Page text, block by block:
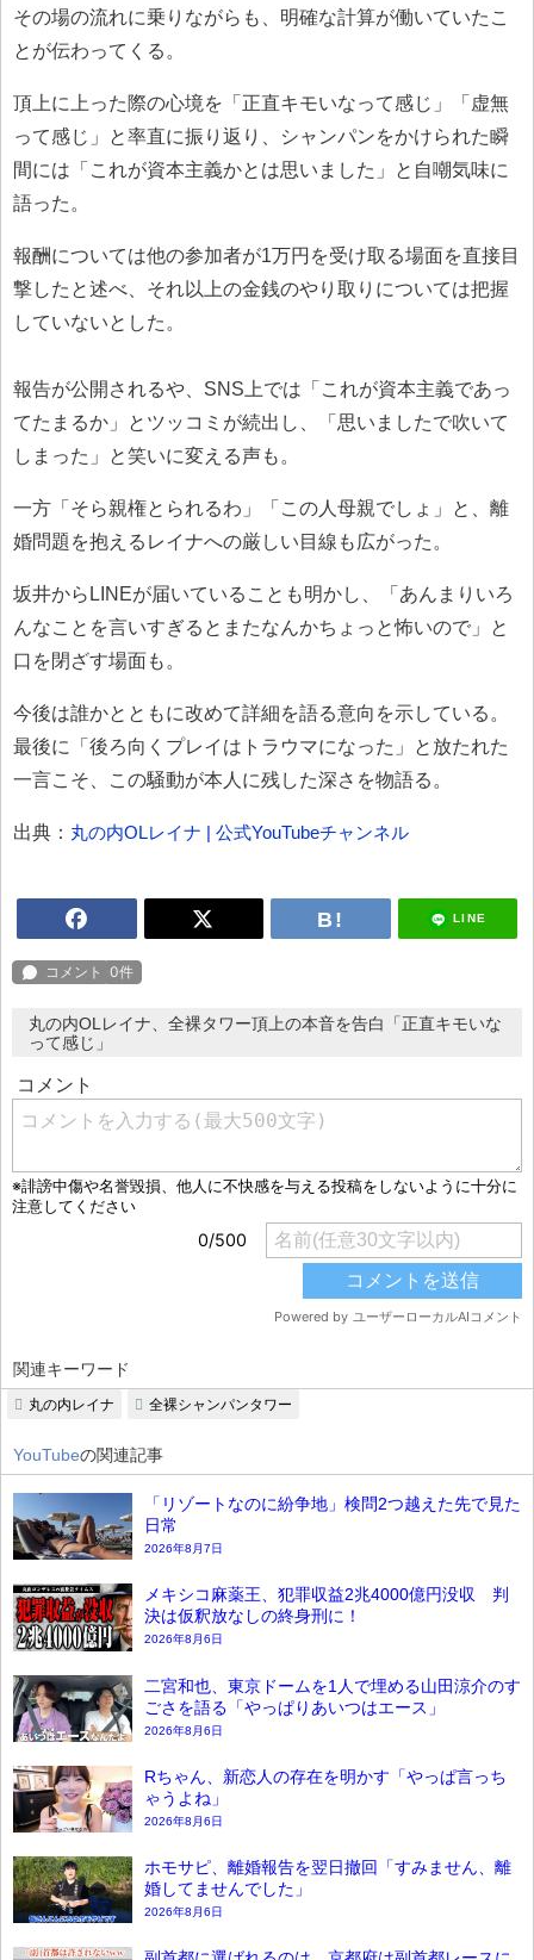
その場の流れに乗りながらも、明確な計算が働いていたこ
とが伝わってくる。
頂上に上った際の心境を「正直キモいなって感じ」「虚無
って感じ」と率直に振り返り、シャンパンをかけられた瞬
間には「これが資本主義かとは思いました」と自嘲気味に
語った。
報酬については他の参加者が1万円を受け取る場面を直接目
撃したと述べ、それ以上の金銭のやり取りについては把握
していないとした。
報告が公開されるや、SNS上では「これが資本主義であっ
てたまるか」とツッコミが続出し、「思いましたで吹いて
しまった」と笑いに変える声も。
一方「そら親権とられるわ」「この人母親でしょ」と、離
婚問題を抱えるレイナへの厳しい目線も広がった。
坂井からLINEが届いていることも明かし、「あんまりいろ
んなことを言いすぎるとまたなんかちょっと怖いので」と
口を閉ざす場面も。
今後は誰かとともに改めて詳細を語る意向を示している。
最後に「後ろ向くプレイはトラウマになった」と放たれた
一言こそ、この騒動が本人に残した深さを物語る。
出典： 丸の内OLレイナ | 公式YouTubeチャンネル
LINE
丸の内OLレイナ、全裸タワー頂上の本音を告白「正直キモいな
って感じ」
関連キーワード
丸の内レイナ 全裸シャンパンタワー
YouTubeの関連記事
「リゾートなのに紛争地」検問2つ越えた先で見た
日常
2026年8月7日
メキシコ麻薬王、犯罪収益2兆4000億円没収 判
決は仮釈放なしの終身刑に！
2026年8月6日
二宮和也、東京ドームを1人で埋める山田涼介のす
ごさを語る「やっぱりあいつはエース」
2026年8月6日
Rちゃん、新恋人の存在を明かす「やっぱ言っち
ゃうよね」
2026年8月6日
ホモサピ、離婚報告を翌日撤回「すみません、離
婚してませんでした」
2026年8月6日